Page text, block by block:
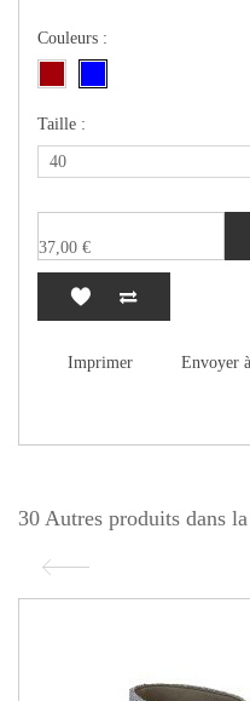
Couleurs :
Taille :
40
37,00 €
Imprimer Envoyer
30 Autres produits dans